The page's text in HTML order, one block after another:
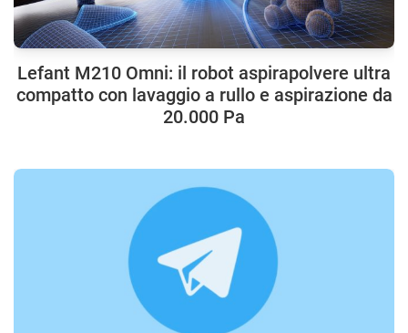
Lefant M210 Omni: il robot aspirapolvere ultra
compatto con lavaggio a rullo e aspirazione da
20.000 Pa